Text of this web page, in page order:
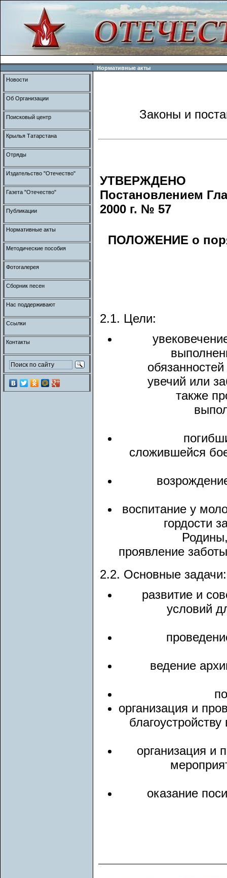
Нормативные акты
Законы и
УТВЕРЖДЕНО
Постановлением
2000 г. № 57
ПОЛОЖЕНИЕ о
2.1. Цели:
увечий или
также
сложившейся
воспитание у
гордости
проявление
2.2. Основные задачи:
развитие и
условий
ведение
организация и
организация и
оказание
Новости
Об Организации
Поисковый центр
Крылья Татарстана
Отряды
Издательство "Отечество"
Газета "Отечество"
Публикации
Нормативные акты
Методические пособия
Фотогалерея
Сборник песен
Нас поддерживают
Ссылки
Контакты